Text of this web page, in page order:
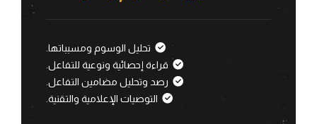
تحليل الوسوم ومسبباتها.
قراءة إحصائية ونوعية للتفاعل.
رصد وتحليل مضامين التفاعل.
التوصيات الإعلامية والتقنية.